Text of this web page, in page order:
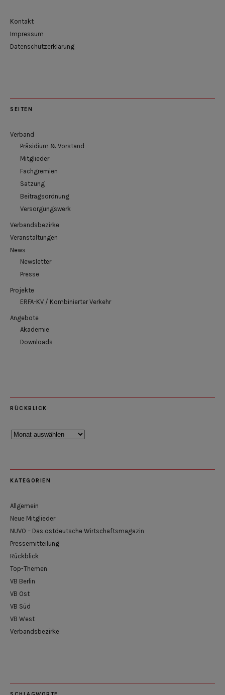
Kontakt
Impressum
Datenschutzerklärung
SEITEN
Verband
Präsidium & Vorstand
Mitglieder
Fachgremien
Satzung
Beitragsordnung
Versorgungswerk
Verbandsbezirke
Veranstaltungen
News
Newsletter
Presse
Projekte
ERFA-KV / Kombinierter Verkehr
Angebote
Akademie
Downloads
RÜCKBLICK
Rückblick
KATEGORIEN
Allgemein
Neue Mitglieder
NUVO – Das ostdeutsche Wirtschaftsmagazin
Pressemitteilung
Rückblick
Top-Themen
VB Berlin
VB Ost
VB Süd
VB West
Verbandsbezirke